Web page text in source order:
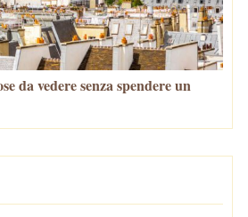
da vedere senza spendere un